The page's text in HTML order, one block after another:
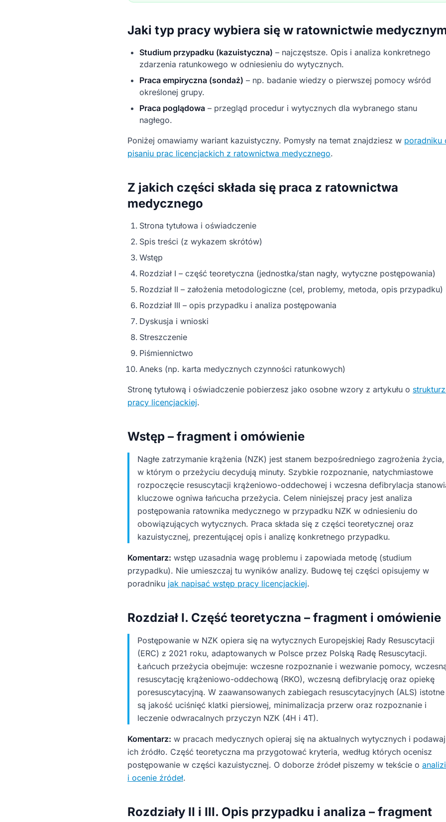
Jaki typ pracy wybiera się w ratownictwie
Studium przypadku (kazuistyczna) – najczęstsze. Opis i analiza konkretnego
zdarzenia ratunkowego w odniesieniu do wytycznych.
Praca empiryczna (sondaż) – np. badanie wiedzy o pierwszej pomocy wśród
określonej grupy.
Praca poglądowa – przegląd procedur i wytycznych dla wybranego stanu
nagłego.
Poniżej omawiamy wariant kazuistyczny. Pomysły na temat znajdziesz w poradniku
pisaniu prac licencjackich z ratownictwa medycznego.
Z jakich części składa się praca z ratownictwa
medycznego
Strona tytułowa i oświadczenie
Spis treści (z wykazem skrótów)
Wstęp
Rozdział I – część teoretyczna (jednostka/stan nagły, wytyczne postępowania)
Rozdział II – założenia metodologiczne (cel, problemy, metoda, opis przypadku)
Rozdział III – opis przypadku i analiza postępowania
Dyskusja i wnioski
Streszczenie
Piśmiennictwo
Aneks (np. karta medycznych czynności ratunkowych)
Stronę tytułową i oświadczenie pobierzesz jako osobne wzory z artykułu o
pracy licencjackiej.
Wstęp – fragment i omówienie
Nagłe zatrzymanie krążenia (NZK) jest stanem bezpośredniego zagrożenia życia,
w którym o przeżyciu decydują minuty. Szybkie rozpoznanie, natychmiastowe
rozpoczęcie resuscytacji krążeniowo-oddechowej i wczesna defibrylacja
kluczowe ogniwa łańcucha przeżycia. Celem niniejszej pracy jest analiza
postępowania ratownika medycznego w przypadku NZK w odniesieniu do
obowiązujących wytycznych. Praca składa się z części teoretycznej oraz
kazuistycznej, prezentującej opis i analizę konkretnego przypadku.
Komentarz: wstęp uzasadnia wagę problemu i zapowiada metodę (studium
przypadku). Nie umieszczaj tu wyników analizy. Budowę tej części opisujemy w
poradniku jak napisać wstęp pracy licencjackiej.
Rozdział I. Część teoretyczna – fragment i omówienie
Postępowanie w NZK opiera się na wytycznych Europejskiej Rady Resuscytacji
(ERC) z 2021 roku, adaptowanych w Polsce przez Polską Radę Resuscytacji.
Łańcuch przeżycia obejmuje: wczesne rozpoznanie i wezwanie pomocy,
resuscytację krążeniowo-oddechową (RKO), wczesną defibrylację oraz opiekę
poresuscytacyjną. W zaawansowanych zabiegach resuscytacyjnych (ALS) istotne
są jakość uciśnięć klatki piersiowej, minimalizacja przerw oraz rozpoznanie i
leczenie odwracalnych przyczyn NZK (4H i 4T).
Komentarz: w pracach medycznych opieraj się na aktualnych wytycznych i podawaj
ich źródło. Część teoretyczna ma przygotować kryteria, według których ocenisz
postępowanie w części kazuistycznej. O doborze źródeł piszemy w tekście o
i ocenie źródeł.
Rozdziały II i III. Opis przypadku i analiza – fragment